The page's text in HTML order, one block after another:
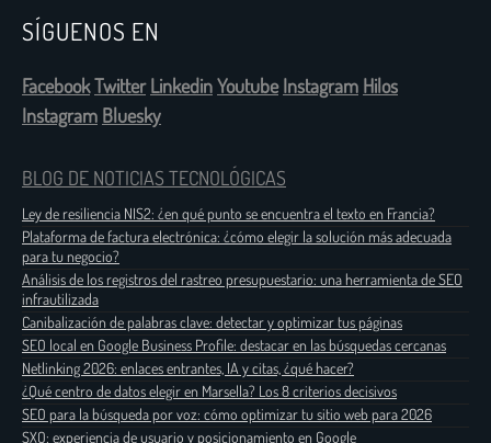
SÍGUENOS EN
FacebookTwitter LinkedinYoutube Instagram Hilos
Instagram Bluesky
BLOG DE NOTICIAS TECNOLÓGICAS
Ley de resiliencia NIS2: ¿en qué punto se encuentra el texto en Francia?
Plataforma de factura electrónica: ¿cómo elegir la solución más adecuada
para tu negocio?
Análisis de los registros del rastreo presupuestario: una herramienta de SEO
infrautilizada
Canibalización de palabras clave: detectar y optimizar tus páginas
SEO local en Google Business Profile: destacar en las búsquedas cercanas
Netlinking 2026: enlaces entrantes, IA y citas, ¿qué hacer?
¿Qué centro de datos elegir en Marsella? Los 8 criterios decisivos
SEO para la búsqueda por voz: cómo optimizar tu sitio web para 2026
SXO: experiencia de usuario y posicionamiento en Google